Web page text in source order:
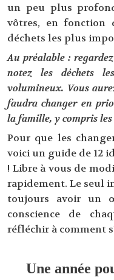
un peu plus
vôtres, en fonction
déchets les plus
Au préalable :
notez les déchets
volumineux. Vous
faudra changer en
la famille, y compris
Pour que les
voici un guide de 12
! Libre à vous de
rapidement. Le seul
toujours avoir un
conscience de
réfléchir à comment
Une année